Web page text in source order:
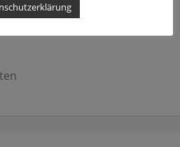
fast alle Module